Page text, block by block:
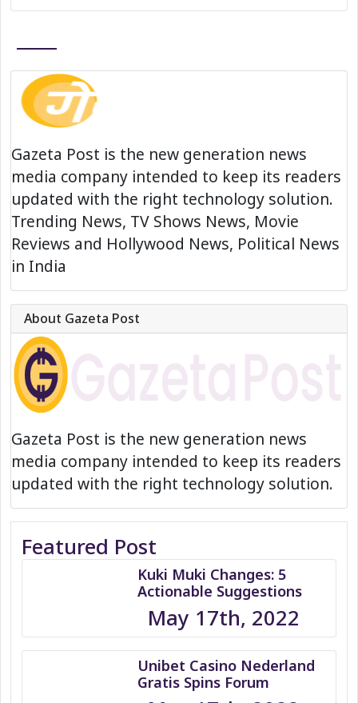
Gazeta Post is the new generation news
media company intended to keep its readers
updated with the right technology solution.
Trending News, TV Shows News, Movie
Reviews and Hollywood News, Political News
in India
About Gazeta Post
Gazeta Post is the new generation news
media company intended to keep its readers
updated with the right technology solution.
Featured Post
Kuki Muki Changes: 5
Actionable Suggestions
May 17th, 2022
Unibet Casino Nederland
Gratis Spins Forum